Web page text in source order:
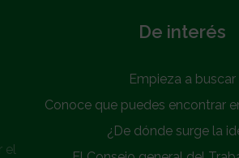
el
De interés
Empieza a buscar
Conoce que puedes encontrar
¿De dónde surge la